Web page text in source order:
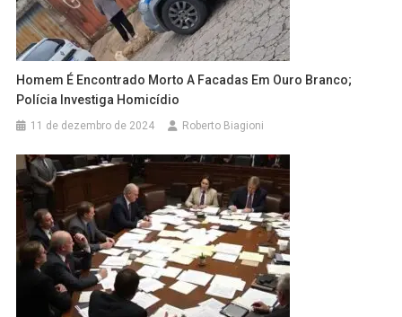
Homem É Encontrado Morto A Facadas Em Ouro Branco;
Polícia Investiga Homicídio
11 de dezembro de 2024 Roberto Biagioni